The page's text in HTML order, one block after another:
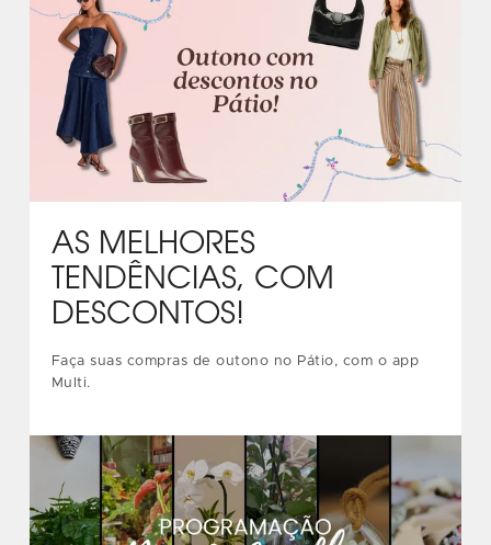
AS MELHORES
TENDÊNCIAS, COM
DESCONTOS!
Faça suas compras de outono no Pátio, com o app
Multi.